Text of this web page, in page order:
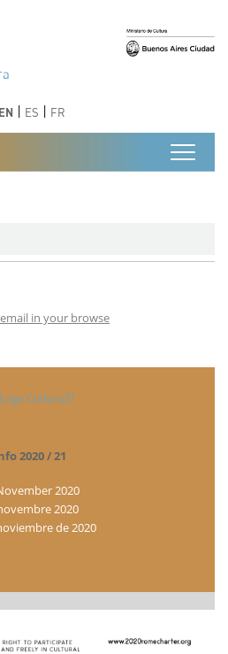
EN ES FR
in your browse
2020 / 21
2020
2020
de 2020